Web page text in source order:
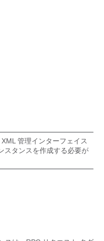
管理インターフェイス
スタンスを作成する必要が